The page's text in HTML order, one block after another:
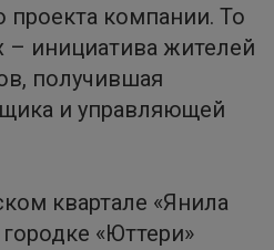
проекта компании. То
– инициатива жителей
получившая
и управляющей
квартале «Янила
«Юттери»